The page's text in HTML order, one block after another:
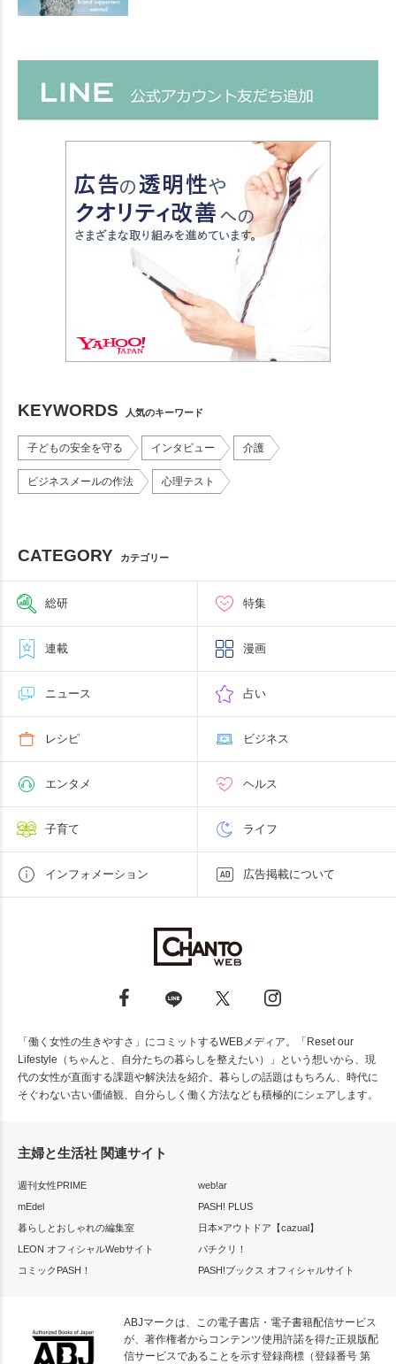
KEYWORDS 人気のキーワード
子どもの安全を守る インタビュー 介護
ビジネスメールの作法 心理テスト
CATEGORY カテゴリー
総研 特集
連載 漫画
ニュース 占い
レシピ ビジネス
エンタメ ヘルス
子育て ライフ
インフォメーション 広告掲載について
「働く女性の生きやすさ」にコミットするWEBメディア。「Reset our
Lifestyle（ちゃんと、自分たちの暮らしを整えたい）」という想いから、現
代の女性が直面する課題や解決法を紹介。暮らしの話題はもちろん、時代に
そぐわない古い価値観、自分らしく働く方法なども積極的にシェアします。
主婦と生活社 関連サイト
週刊女性PRIME
web!ar
mEdel
PASH! PLUS
暮らしとおしゃれの編集室
日本×アウトドア【cazual】
LEON オフィシャルWebサイト
パチクリ！
コミックPASH！
PASH!ブックス オフィシャルサイト
ABJマークは、この電子書店・電子書籍配信サービス
が、著作権者からコンテンツ使用許諾を得た正規版配
信サービスであることを示す登録商標（登録番号 第